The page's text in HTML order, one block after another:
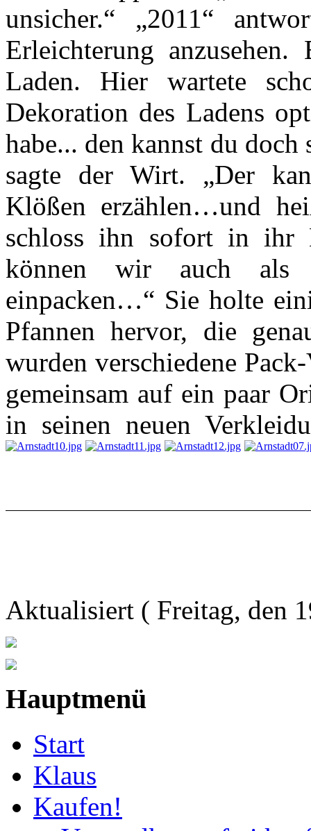
unsicher.“ „2011“
Erleichterung
Laden. Hier wartete
Dekoration des Ladens
habe... den kannst du
sagte der Wirt. „Der
Klößen erzählen…und
schloss ihn sofort in ihr
können wir auch als
einpacken…“ Sie holte
Pfannen hervor, die
wurden verschiedene
gemeinsam auf ein paar
in seinen neuen
Aktualisiert ( Freitag, den
Hauptmenü
Start
Klaus
Kaufen!